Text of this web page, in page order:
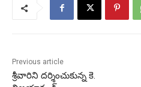
Previous article
శ్రీవారిని దర్శించుకున్న కె.